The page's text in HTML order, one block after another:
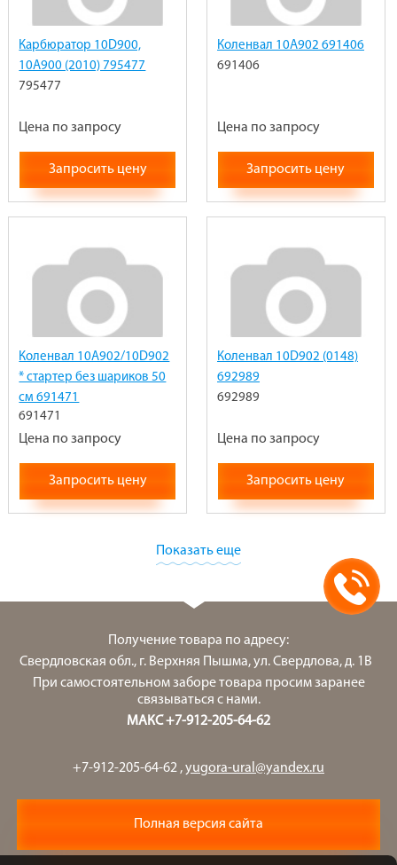
Карбюратор 10D900,
10A900 (2010) 795477
795477
Цена по запросу
Запросить цену
Коленвал 10A902 691406
691406
Цена по запросу
Запросить цену
Коленвал 10A902/10D902
* стартер без шариков 50
см 691471
691471
Цена по запросу
Запросить цену
Коленвал 10D902 (0148)
692989
692989
Цена по запросу
Запросить цену
Показать еще
Получение товара по адресу:
Свердловская обл., г. Верхняя Пышма, ул. Свердлова, д. 1В
При самостоятельном заборе товара просим заранее
связываться с нами.
МАКС +7-912-205-64-62
+7-912-205-64-62 ,yugora-ural@yandex.ru
Полная версия сайта